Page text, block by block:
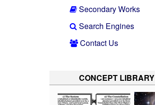
Secondary Works
Search Engines
Contact Us
CONCEPT LIBRARY